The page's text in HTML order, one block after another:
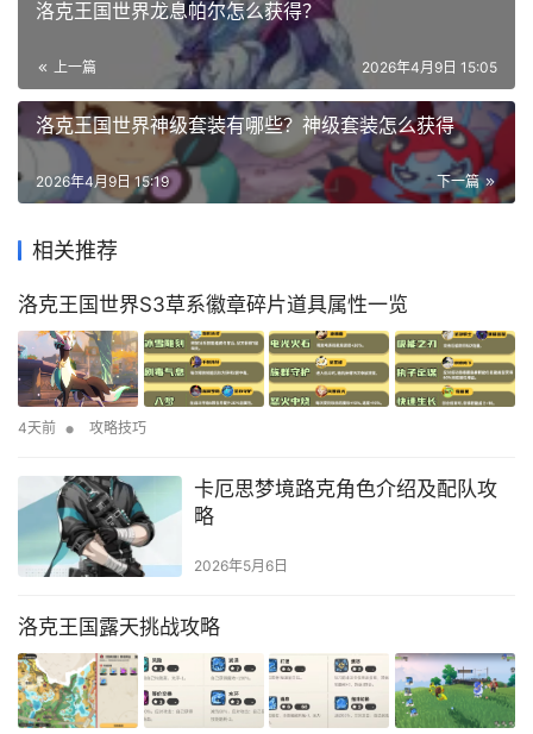
洛克王国世界龙息帕尔怎么获得？
上一篇 2026年4月9日 15:05
洛克王国世界神级套装有哪些？神级套装怎么获得
下一篇
2026年4月9日 15:19
相关推荐
洛克王国世界S3草系徽章碎片道具属性一览
4天前 • 攻略技巧
卡厄思梦境路克角色介绍及配队攻
略
2026年5月6日
洛克王国露天挑战攻略